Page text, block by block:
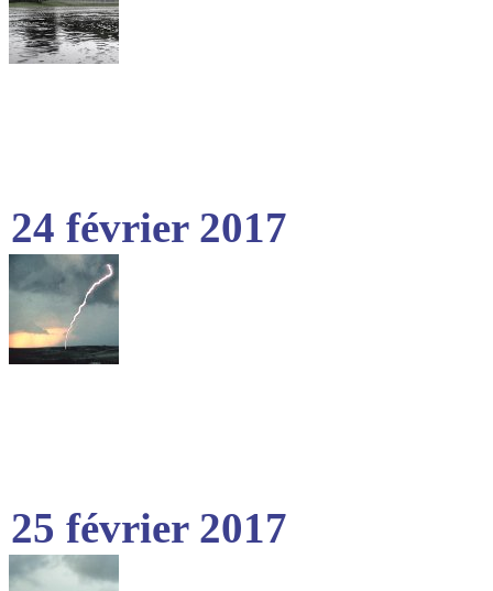
24 février 2017
25 février 2017